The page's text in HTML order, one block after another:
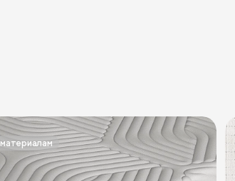
матрасы 180 см Жесткие матрасы
матрасы 180х200 Пружинные
материалам